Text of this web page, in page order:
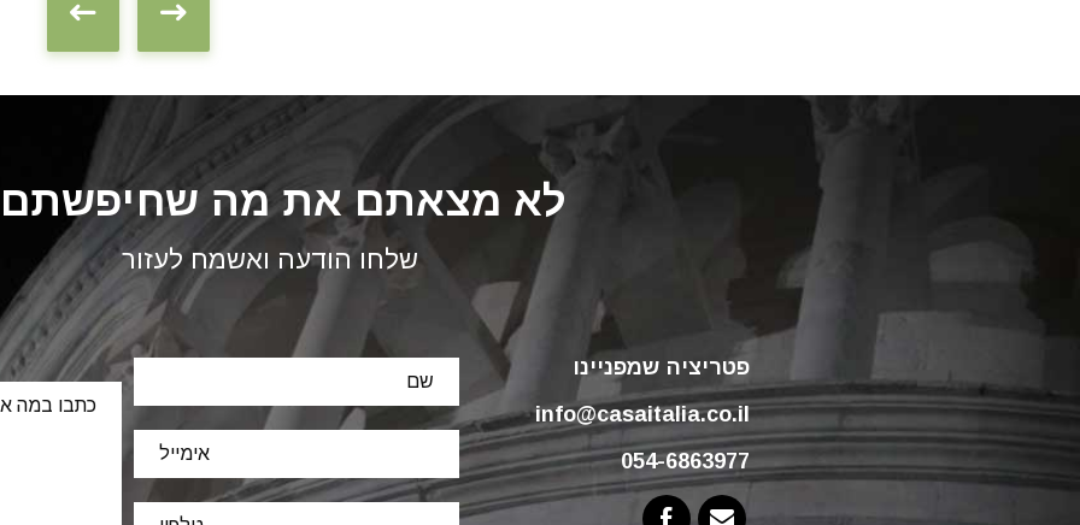
לא מצאתם את מה
שלחו הודעה ואשמח לעזור
פטריציה שמפניינו
info@casaitalia.co.il
054-6863977